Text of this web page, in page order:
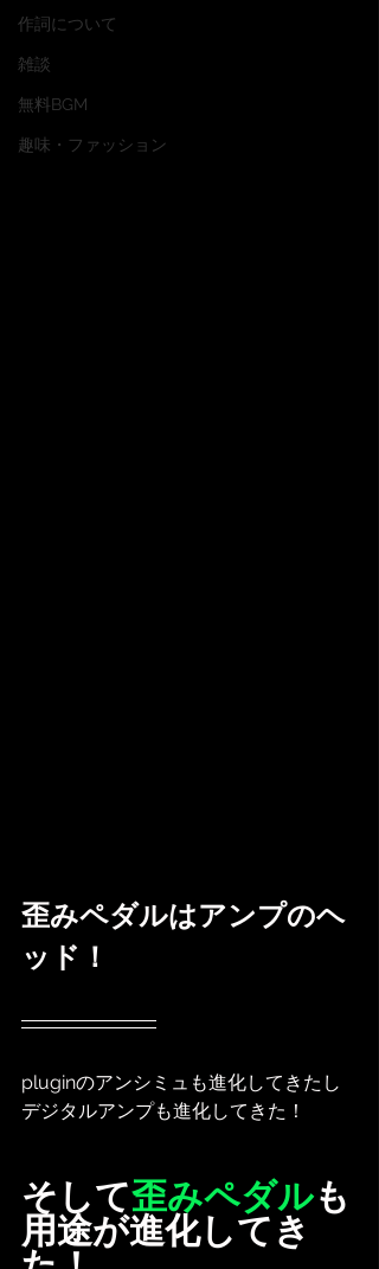
作詞について
雑談
無料BGM
趣味・ファッション
歪みペダルはアンプのヘ
ッド！
pluginのアンシミュも進化してきたし
デジタルアンプも進化してきた！
そして歪みペダルも
用途が進化してき